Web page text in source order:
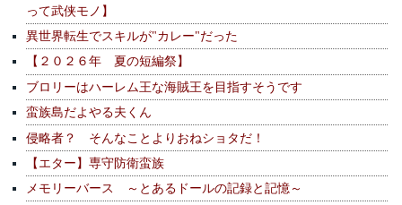
って武侠モノ】
異世界転生でスキルが"カレー"だった
【２０２６年 夏の短編祭】
ブロリーはハーレム王な海賊王を目指すそうです
蛮族島だよやる夫くん
侵略者？ そんなことよりおねショタだ！
【エター】専守防衛蛮族
メモリーバース ～とあるドールの記録と記憶～